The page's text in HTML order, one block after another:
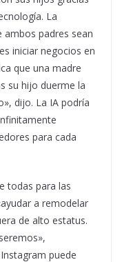
La
padres sean
iniciar negocios en
que una madre
su hijo duerme la
dijo. La IA podría
para cada
todas para las
a remodelar
de alto estatus.
puede